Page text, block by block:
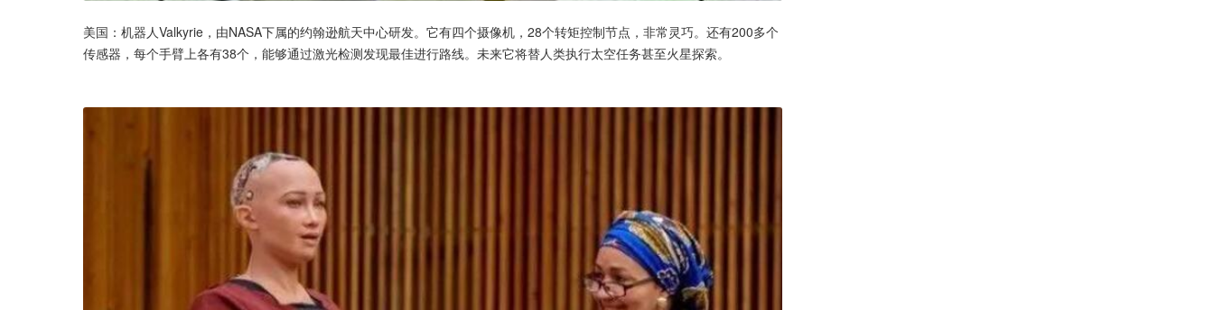
美国：机器人Valkyrie，由NASA下属的约翰逊航天中心研发。它有四个摄像机，28个转矩控制节点，非常灵巧。还有200多个
传感器，每个手臂上各有38个，能够通过激光检测发现最佳进行路线。未来它将替人类执行太空任务甚至火星探索。